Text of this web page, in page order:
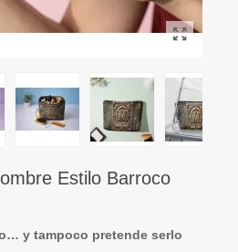
Estilo Barroco
y tampoco pretende serlo